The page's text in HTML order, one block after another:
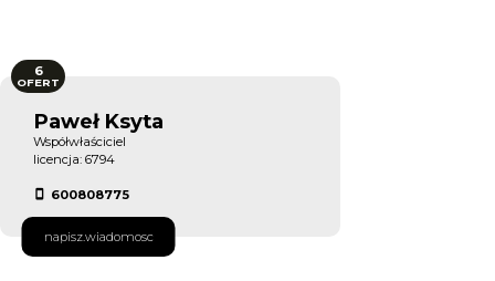
Paweł Ksyta
Współwłaściciel
licencja: 6794
600808775
napisz.wiadomosc
6
OFERT